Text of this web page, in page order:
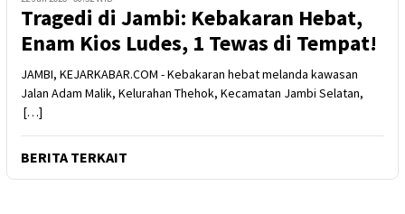
Tragedi di Jambi: Kebakaran Hebat,
Enam Kios Ludes, 1 Tewas di Tempat!
JAMBI, KEJARKABAR.COM - Kebakaran hebat melanda kawasan
Jalan Adam Malik, Kelurahan Thehok, Kecamatan Jambi Selatan,
[…]
BERITA TERKAIT